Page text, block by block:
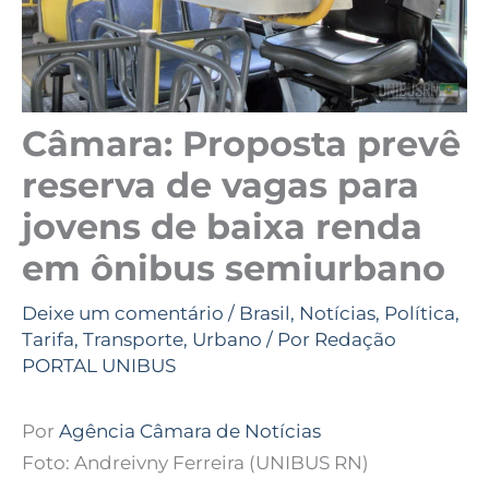
Câmara: Proposta prevê
reserva de vagas para
jovens de baixa renda
em ônibus semiurbano
Deixe um comentário / Brasil, Notícias, Política,
Tarifa, Transporte, Urbano / Por Redação
PORTAL UNIBUS
Por Agência Câmara de Notícias
Foto: Andreivny Ferreira (UNIBUS RN)